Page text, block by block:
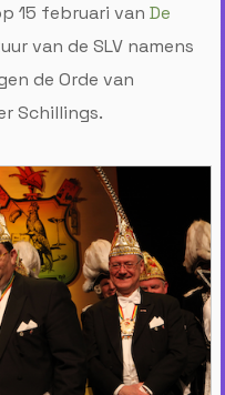
15 februari van De
van de SLV namens
de Orde van
Schillings.